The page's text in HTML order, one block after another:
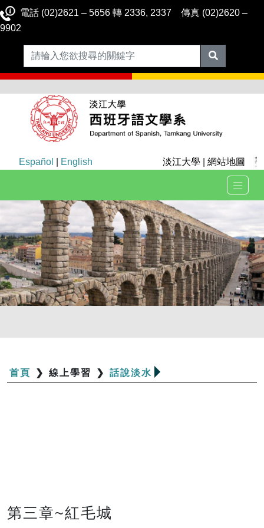
電話 (02)2621 – 5656 轉 2336, 2337 傳真 (02)2620 –
9902
Español English 淡江大學 網站地圖
首頁 ❯ 線上學習 ❯ 話說淡水
第三章~紅毛城